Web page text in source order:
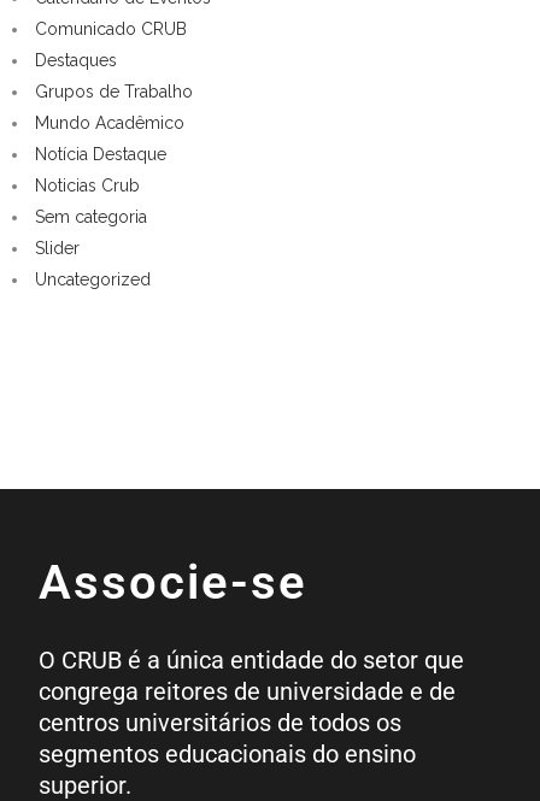
Comunicado CRUB
Destaques
Grupos de Trabalho
Mundo Acadêmico
Notícia Destaque
Noticias Crub
Sem categoria
Slider
Uncategorized
Associe-se
O CRUB é a única entidade do setor que
congrega reitores de universidade e de
centros universitários de todos os
segmentos educacionais do ensino
superior.